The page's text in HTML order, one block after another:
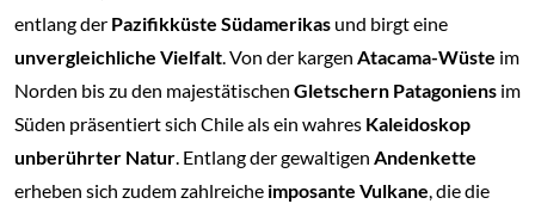
entlang der Pazifikküste Südamerikas und birgt eine
unvergleichliche Vielfalt. Von der kargen Atacama-Wüste im
Norden bis zu den majestätischen Gletschern Patagoniens im
Süden präsentiert sich Chile als ein wahres Kaleidoskop
unberührter Natur. Entlang der gewaltigen Andenkette
erheben sich zudem zahlreiche imposante Vulkane, die die